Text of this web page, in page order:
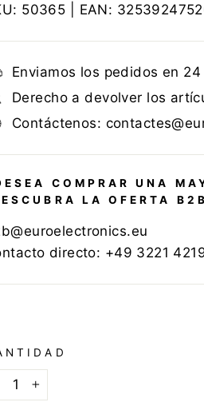
50365 | EAN:
Enviamos los pedidos en 24
Derecho a devolver los
Contáctenos:
COMPRAR UNA
LA OFERTA
directo: +49 3221